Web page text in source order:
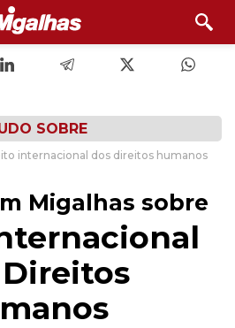
SOBRE
internacional dos direitos humanos
Migalhas sobre